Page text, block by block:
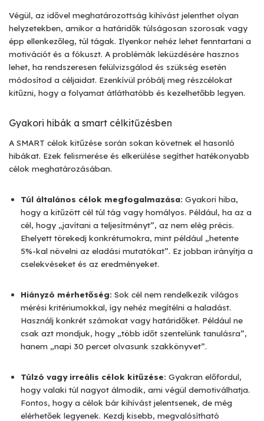
Végül, az idővel meghatározottság kihívást jelenthet olyan
helyzetekben, amikor a határidők túlságosan szorosak vagy
épp ellenkezőleg, túl tágak. Ilyenkor nehéz lehet fenntartani a
motivációt és a fókuszt. A problémák leküzdésére hasznos
lehet, ha rendszeresen felülvizsgálod és szükség esetén
módosítod a céljaidat. Ezenkívül próbálj meg részcélokat
kitűzni, hogy a folyamat átláthatóbb és kezelhetőbb legyen.
Gyakori hibák a smart célkitűzésben
A SMART célok kitűzése során sokan követnek el hasonló
hibákat. Ezek felismerése és elkerülése segíthet hatékonyabb
célok meghatározásában.
Túl általános célok megfogalmazása: Gyakori hiba,
hogy a kitűzött cél túl tág vagy homályos. Például, ha az a
cél, hogy „javítani a teljesítményt”, az nem elég précis.
Ehelyett törekedj konkrétumokra, mint például „hetente
5%-kal növelni az eladási mutatókat”. Ez jobban irányítja a
cselekvéseket és az eredményeket.
Hiányzó mérhetőség: Sok cél nem rendelkezik világos
mérési kritériumokkal, így nehéz megítélni a haladást.
Használj konkrét számokat vagy határidőket. Például ne
csak azt mondjuk, hogy „több időt szentelünk tanulásra”,
hanem „napi 30 percet olvasunk szakkönyvet”.
Túlzó vagy irreális célok kitűzése: Gyakran előfordul,
hogy valaki túl nagyot álmodik, ami végül demotiválhatja.
Fontos, hogy a célok bár kihívást jelentsenek, de még
elérhetőek legyenek. Kezdj kisebb, megvalósítható